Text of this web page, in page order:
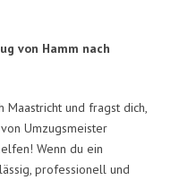
von Hamm nach
Maastricht und fragst dich,
Umzugsmeister
Wenn du ein
professionell und